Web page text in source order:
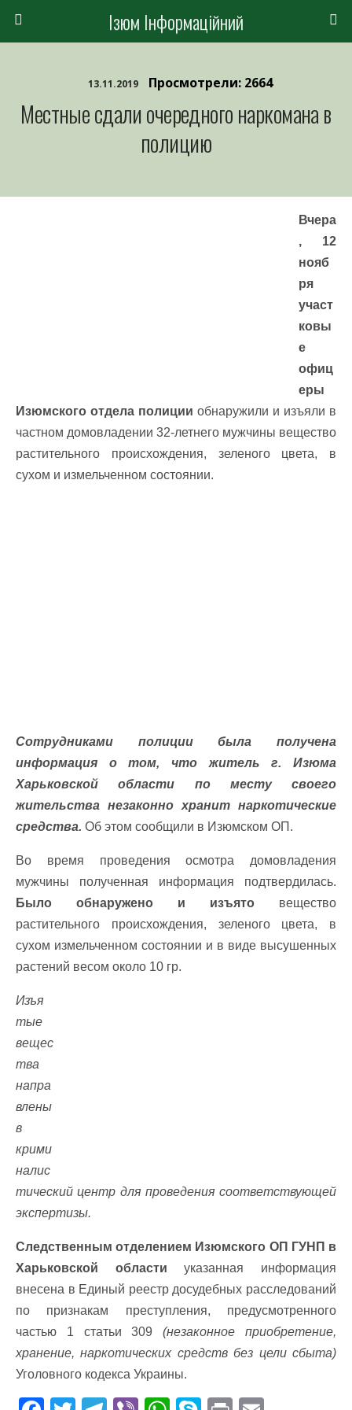
Ізюм Інформаційний
13.11.2019 Просмотрели: 2664
Местные сдали очередного наркомана в
полицию
Вчера
, 12
нояб
ря
участ
ковы
е
офиц
еры
Изюмского отдела полиции обнаружили и изъяли в
частном домовладении 32-летнего мужчины вещество
растительного происхождения, зеленого цвета, в
сухом и измельченном состоянии.
Сотрудниками полиции была получена
информация о том, что житель г. Изюма
Харьковской области по месту своего
жительства незаконно хранит наркотические
средства. Об этом сообщили в Изюмском ОП.
Во время проведения осмотра домовладения
мужчины полученная информация подтвердилась.
Было обнаружено и изъято вещество
растительного происхождения, зеленого цвета, в
сухом измельченном состоянии и в виде высушенных
растений весом около 10 гр.
Изъя
тые
вещес
тва
напра
влены
в
крими
налис
тический центр для проведения соответствующей
экспертизы.
Следственным отделением Изюмского ОП ГУНП в
Харьковской области указанная информация
внесена в Единый реестр досудебных расследований
по признакам преступления, предусмотренного
частью 1 статьи 309(незаконное приобретение,
хранение, наркотических средств без цели сбыта)
Уголовного кодекса Украины.